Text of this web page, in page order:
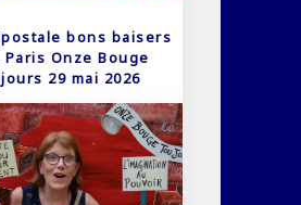
bons baisers
Onze Bouge
29 mai 2026